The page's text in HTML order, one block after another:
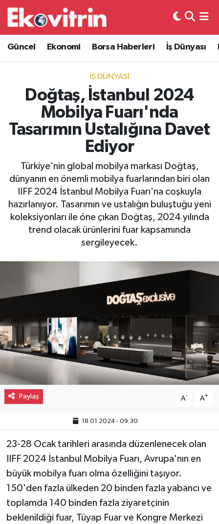
Güncel Ekonomi Borsa Haberleri İş Dünyası
İŞ DÜNYASI
Doğtaş, İstanbul 2024
Mobilya Fuarı'nda
Tasarımın Ustalığına Davet
Ediyor
Türkiye'nin global mobilya markası Doğtaş,
dünyanın en önemli mobilya fuarlarından biri olan
IIFF 2024 İstanbul Mobilya Fuarı'na coşkuyla
hazırlanıyor. Tasarımın ve ustalığın buluştuğu yeni
koleksiyonları ile öne çıkan Doğtaş, 2024 yılında
trend olacak ürünlerini fuar kapsamında
sergileyecek.
Paylaş A- A+
18.01.2024 - 09:30
23-28 Ocak tarihleri arasında düzenlenecek olan
IIFF 2024 İstanbul Mobilya Fuarı, Avrupa'nın en
büyük mobilya fuarı olma özelliğini taşıyor.
150'den fazla ülkeden 20 binden fazla yabancı ve
toplamda 140 binden fazla ziyaretçinin
beklenildiği fuar, Tüyap Fuar ve Kongre Merkezi
Güncel
Ekonomi
Borsa Haberleri
İş Dünyası
Lojistik
Otovitrin
Asayiş
Magazin
Spor
Hava Durumu
Trafik Durumu
Süper Lig Puan Durumu ve Fikstür
Tüm Manşetler
Son Dakika Haberleri
Haber Arşivi